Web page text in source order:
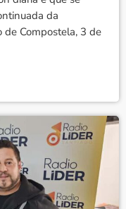
da
de Compostela, 3 de